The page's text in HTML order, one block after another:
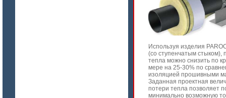
Используя изделия
(со ступенчатым стыком),
тепла можно снизить по
мере на 25-30% по
изоляцией прошивными
Заданная проектная
потери тепла позволяет
минимально возможную